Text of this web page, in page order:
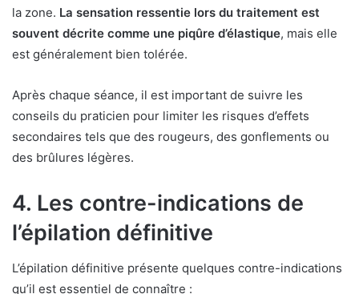
la zone. La sensation ressentie lors du traitement est
souvent décrite comme une piqûre d’élastique, mais elle
est généralement bien tolérée.
Après chaque séance, il est important de suivre les
conseils du praticien pour limiter les risques d’effets
secondaires tels que des rougeurs, des gonflements ou
des brûlures légères.
4. Les contre-indications de
l’épilation définitive
L’épilation définitive présente quelques contre-indications
qu’il est essentiel de connaître :